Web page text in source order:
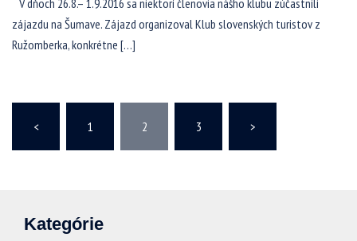
V dňoch 26.8.– 1.9.2016 sa niektorí členovia nášho klubu zúčastnili
zájazdu na Šumave. Zájazd organizoval Klub slovenských turistov z
Ružomberka, konkrétne […]
príspevkov
< 1 2 3 >
Kategórie